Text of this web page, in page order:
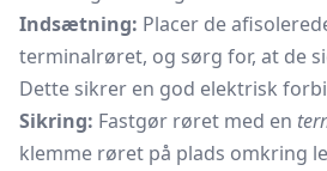
Indsætning: Placer de
terminalrøret, og sørg for, at de
Dette sikrer en god elektrisk
Sikring: Fastgør røret med en
klemme røret på plads omkring